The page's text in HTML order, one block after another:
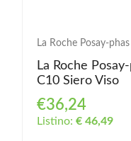
La Roche Posay-
La Roche
C10 Siero Viso
€36,24
Listino: € 46,49